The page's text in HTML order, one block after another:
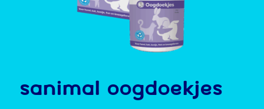
SANIMAL OOGDOEKJES